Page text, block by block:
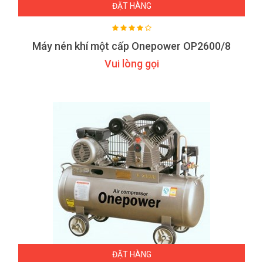
ĐẶT HÀNG
Máy nén khí một cấp Onepower OP2600/8
Vui lòng gọi
ĐẶT HÀNG